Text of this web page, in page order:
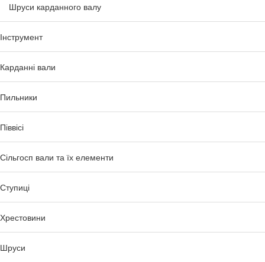
Шруси карданного валу
Інструмент
Карданні вали
Пильники
Піввісі
Сільгосп вали та їх елементи
Ступиці
Хрестовини
Шруси